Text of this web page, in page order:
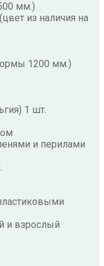
мм.)
из наличия на
1200 мм.)
1 шт.
и перилами
и взрослый